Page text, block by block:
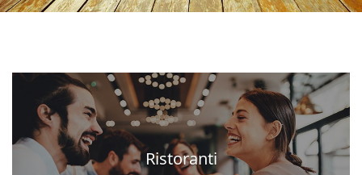
Ristoranti